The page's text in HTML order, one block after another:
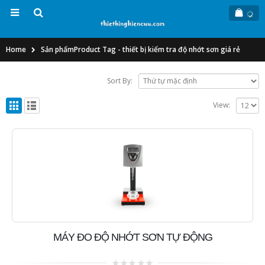
Home Sản phẩmProduct Tag -thiết bị kiểm tra độ nhớt sơn giá rẻ
Sort By:
View:
MÁY ĐO ĐỘ NHỚT SƠN TỰ ĐỘNG